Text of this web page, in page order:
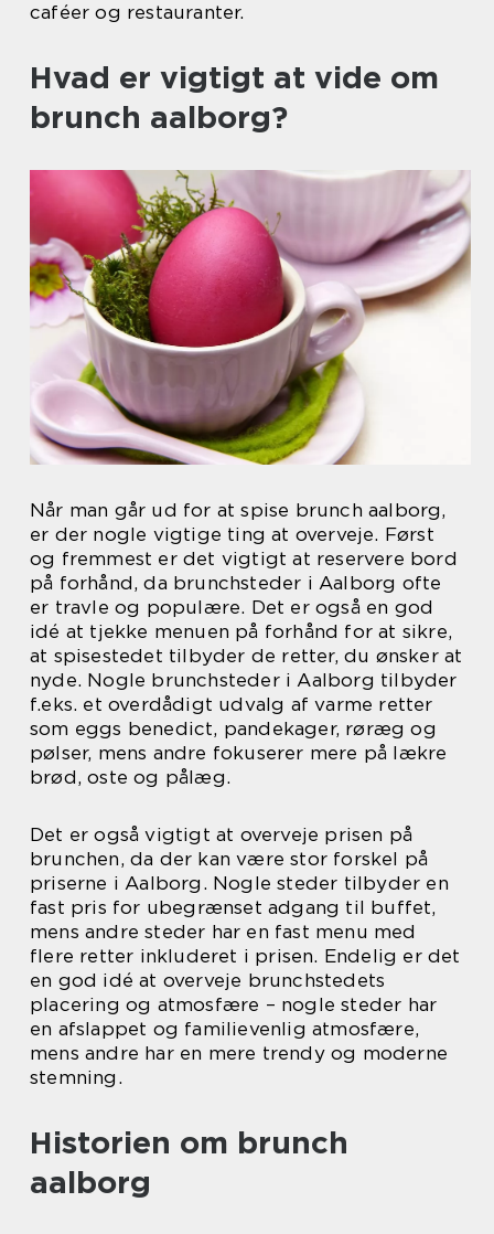
caféer og restauranter.
Hvad er vigtigt at vide om
brunch aalborg?
Når man går ud for at spise brunch aalborg,
er der nogle vigtige ting at overveje. Først
og fremmest er det vigtigt at reservere bord
på forhånd, da brunchsteder i Aalborg ofte
er travle og populære. Det er også en god
idé at tjekke menuen på forhånd for at sikre,
at spisestedet tilbyder de retter, du ønsker at
nyde. Nogle brunchsteder i Aalborg tilbyder
f.eks. et overdådigt udvalg af varme retter
som eggs benedict, pandekager, røræg og
pølser, mens andre fokuserer mere på lækre
brød, oste og pålæg.
Det er også vigtigt at overveje prisen på
brunchen, da der kan være stor forskel på
priserne i Aalborg. Nogle steder tilbyder en
fast pris for ubegrænset adgang til buffet,
mens andre steder har en fast menu med
flere retter inkluderet i prisen. Endelig er det
en god idé at overveje brunchstedets
placering og atmosfære – nogle steder har
en afslappet og familievenlig atmosfære,
mens andre har en mere trendy og moderne
stemning.
Historien om brunch
aalborg